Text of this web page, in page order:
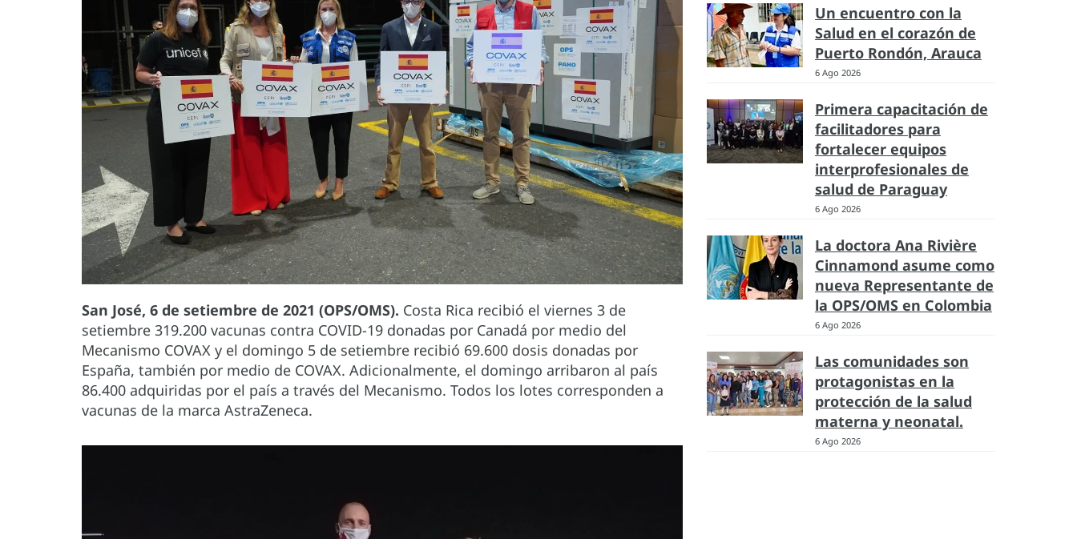
San José, 6 de setiembre de 2021 (OPS/OMS). Costa Rica recibió el viernes 3 de
setiembre 319.200 vacunas contra COVID-19 donadas por Canadá por medio del
Mecanismo COVAX y el domingo 5 de setiembre recibió 69.600 dosis donadas por
España, también por medio de COVAX. Adicionalmente, el domingo arribaron al país
86.400 adquiridas por el país a través del Mecanismo. Todos los lotes corresponden a
vacunas de la marca AstraZeneca.
Un encuentro con la
Salud en el corazón de
Puerto Rondón, Arauca
6 Ago 2026
Primera capacitación de
facilitadores para
fortalecer equipos
interprofesionales de
salud de Paraguay
6 Ago 2026
La doctora Ana Rivière
Cinnamond asume como
nueva Representante de
la OPS/OMS en Colombia
6 Ago 2026
Las comunidades son
protagonistas en la
protección de la salud
materna y neonatal.
6 Ago 2026